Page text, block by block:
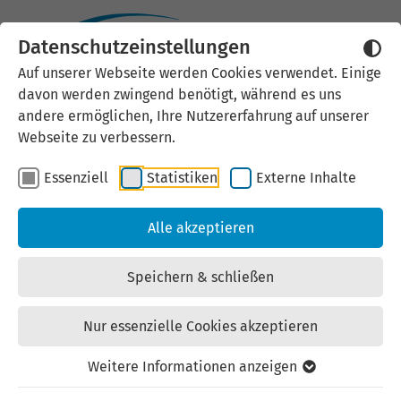
Datenschutzeinstellungen
Auf unserer Webseite werden Cookies verwendet. Einige
davon werden zwingend benötigt, während es uns
andere ermöglichen, Ihre Nutzererfahrung auf unserer
Webseite zu verbessern.
Essenziell Statistiken Externe Inhalte
Alle akzeptieren
Speichern & schließen
Nur essenzielle Cookies akzeptieren
Weitere Informationen anzeigen
MEDICA 2026.
MEDICA 2026
Fachmesse für Medizintechnik